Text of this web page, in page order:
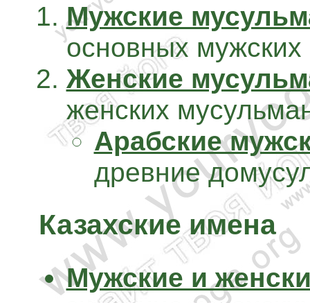
Мужские
основных
Женские
женских
Арабские
древние
Казахские имена
Мужские и